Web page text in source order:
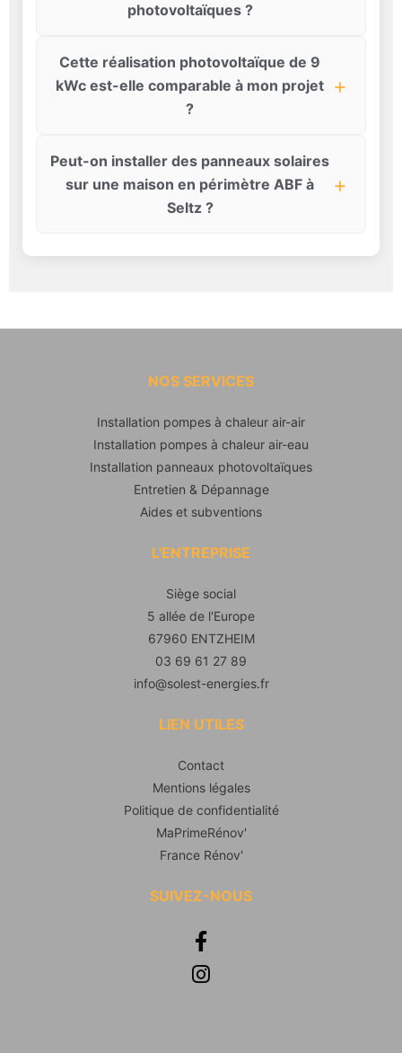
photovoltaïques ?
Cette réalisation photovoltaïque de 9
kWc est-elle comparable à mon projet
?
Peut-on installer des panneaux solaires
sur une maison en périmètre ABF à
Seltz ?
NOS SERVICES
Installation pompes à chaleur air-air
Installation pompes à chaleur air-eau
Installation panneaux photovoltaïques
Entretien & Dépannage
Aides et subventions
L'ENTREPRISE
Siège social
5 allée de l'Europe
67960 ENTZHEIM
03 69 61 27 89
info@solest-energies.fr
LIEN UTILES
Contact
Mentions légales
Politique de confidentialité
MaPrimeRénov'
France Rénov'
SUIVEZ-NOUS